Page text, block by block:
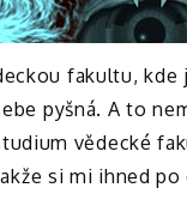
fakultu, kde
pyšná. A to
vědecké
si mi ihned